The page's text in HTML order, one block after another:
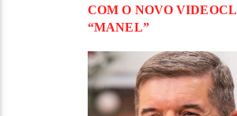
COM O NOVO
“MANEL”